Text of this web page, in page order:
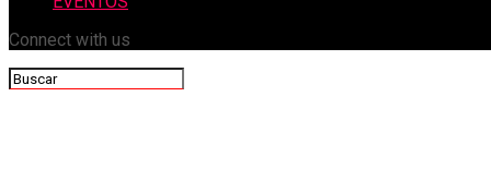
Connect with us